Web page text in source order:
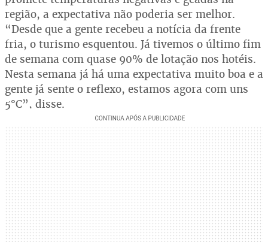
região, a expectativa não poderia ser melhor.
“Desde que a gente recebeu a notícia da frente
fria, o turismo esquentou. Já tivemos o último fim
de semana com quase 90% de lotação nos hotéis.
Nesta semana já há uma expectativa muito boa e a
gente já sente o reflexo, estamos agora com uns
5°C”, disse.